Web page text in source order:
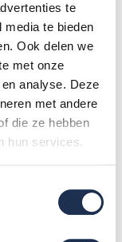
te
te bieden
Ook delen we
met onze
analyse. Deze
met andere
die ze hebben
hun services.
duren.
bestelling eerst en
betaal je aankoop in
of BKR-registratie.